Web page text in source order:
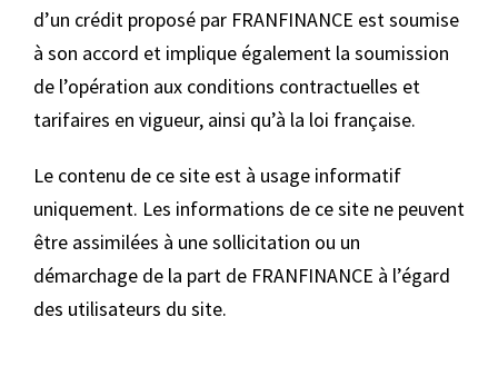
d’un crédit proposé par FRANFINANCE est soumise
à son accord et implique également la soumission
de l’opération aux conditions contractuelles et
tarifaires en vigueur, ainsi qu’à la loi française.
Le contenu de ce site est à usage informatif
uniquement. Les informations de ce site ne peuvent
être assimilées à une sollicitation ou un
démarchage de la part de FRANFINANCE à l’égard
des utilisateurs du site.